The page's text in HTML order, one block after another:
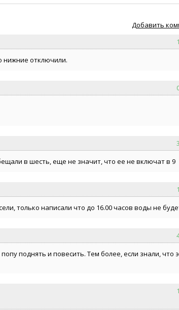
Добавить
1
нижние отключили.
3
в шесть, еще не значит, что ее не включат в 9
1
только написали что до 16.00 часов воды не
поднять и повесить. Тем более, если знали, что
1